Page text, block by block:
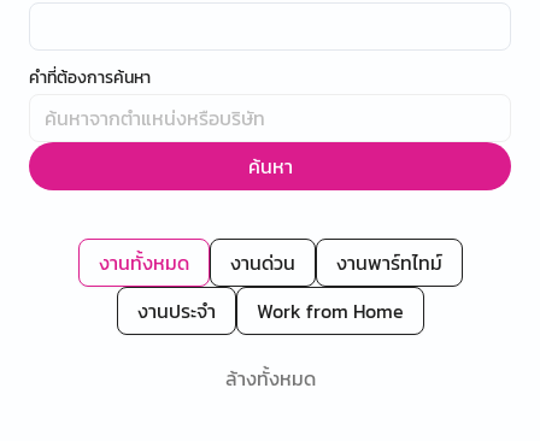
คำที่ต้องการค้นหา
ค้นหา
งานทั้งหมด งานด่วน
งานพาร์ทไทม์
งานประจำ
Work from Home
ล้างทั้งหมด